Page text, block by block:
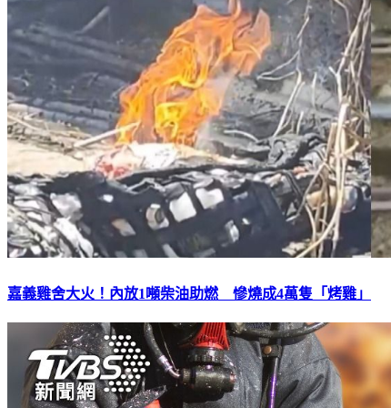
嘉義雞舍大火！內放1噸柴油助燃 慘燒成4萬隻「烤雞」